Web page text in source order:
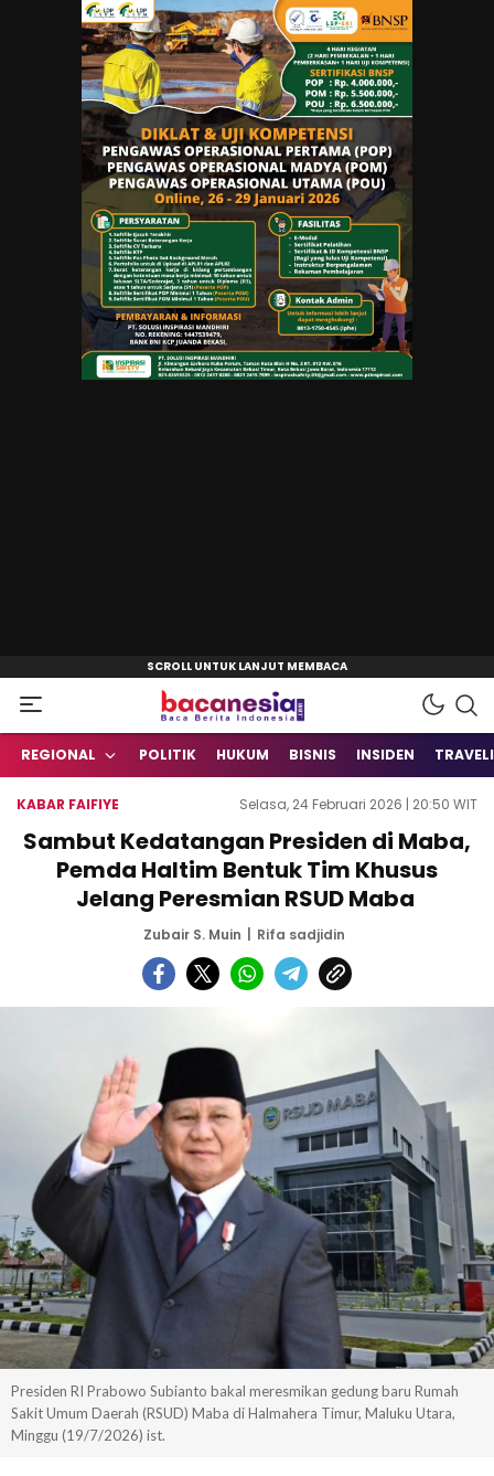
Bacanesia.com
Baca Berita Indonesia
REGIONAL POLITIK HUKUM BISNIS INSIDEN
KABAR FAIFIYE Selasa, 24 Februari 2026 | 20:50 WIT
Sambut Kedatangan Presiden di Maba,
Pemda Haltim Bentuk Tim Khusus
Jelang Peresmian RSUD Maba
Zubair S. Muin Rifa sadjidin
Presiden RI Prabowo Subianto bakal meresmikan gedung baru Rumah
Sakit Umum Daerah (RSUD) Maba di Halmahera Timur, Maluku Utara,
Minggu (19/7/2026) ist.